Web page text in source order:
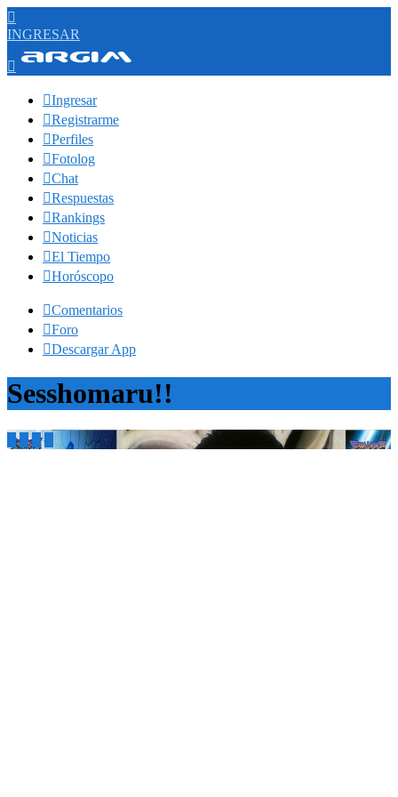

INGRESAR

Ingresar
Registrarme
Perfiles
Fotolog
Chat
Respuestas
Rankings
Noticias
El Tiempo
Horóscopo
Comentarios
Foro
Descargar App
Sesshomaru!!